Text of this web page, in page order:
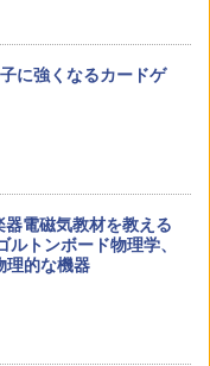
何か 変化するという
書 2787)
しゅうボード ひらが
じ・ABC 3歳以上 知
別セット】くもん出
くもんの日本
5歳以上 KUMON PN-
度ひとつひとつわかり
に強くなるカードゲ
電磁気教材を教える
ルトンボード物理学、
的な機器